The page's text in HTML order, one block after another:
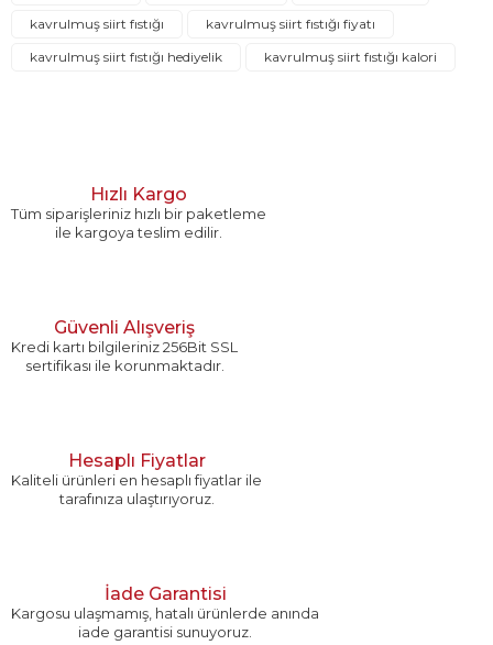
Ürün resmi kalitesiz, bozuk veya görüntülenemiyor.
Bu ürüne benzer farklı alternatifler olmalı.
Gönder
kavrulmuş siirt fıstığı
kavrulmuş siirt fıstığı fiyatı
kavrulmuş siirt fıstığı hediyelik
kavrulmuş siirt fıstığı kalori
Hızlı Kargo
Tüm siparişleriniz hızlı bir paketleme
ile kargoya teslim edilir.
Güvenli Alışveriş
Kredi kartı bilgileriniz 256Bit SSL
sertifikası ile korunmaktadır.
Hesaplı Fiyatlar
Kaliteli ürünleri en hesaplı fiyatlar ile
tarafınıza ulaştırıyoruz.
İade Garantisi
Kargosu ulaşmamış, hatalı ürünlerde anında
iade garantisi sunuyoruz.